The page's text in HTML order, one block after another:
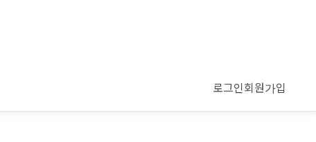
로그인회원가입